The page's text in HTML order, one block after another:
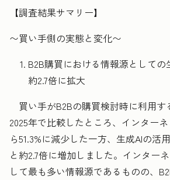
【調査結果サマリー】
〜買い手側の実態と変化〜
B2B購買における情報源としての
約2.7倍に拡大
買い手がB2Bの購買検討時に利用す
2025年で比較したところ、インター
ら51.3%に減少した一方、生成AIの活
と約2.7倍に増加しました。インター
して最も多い情報源であるものの、